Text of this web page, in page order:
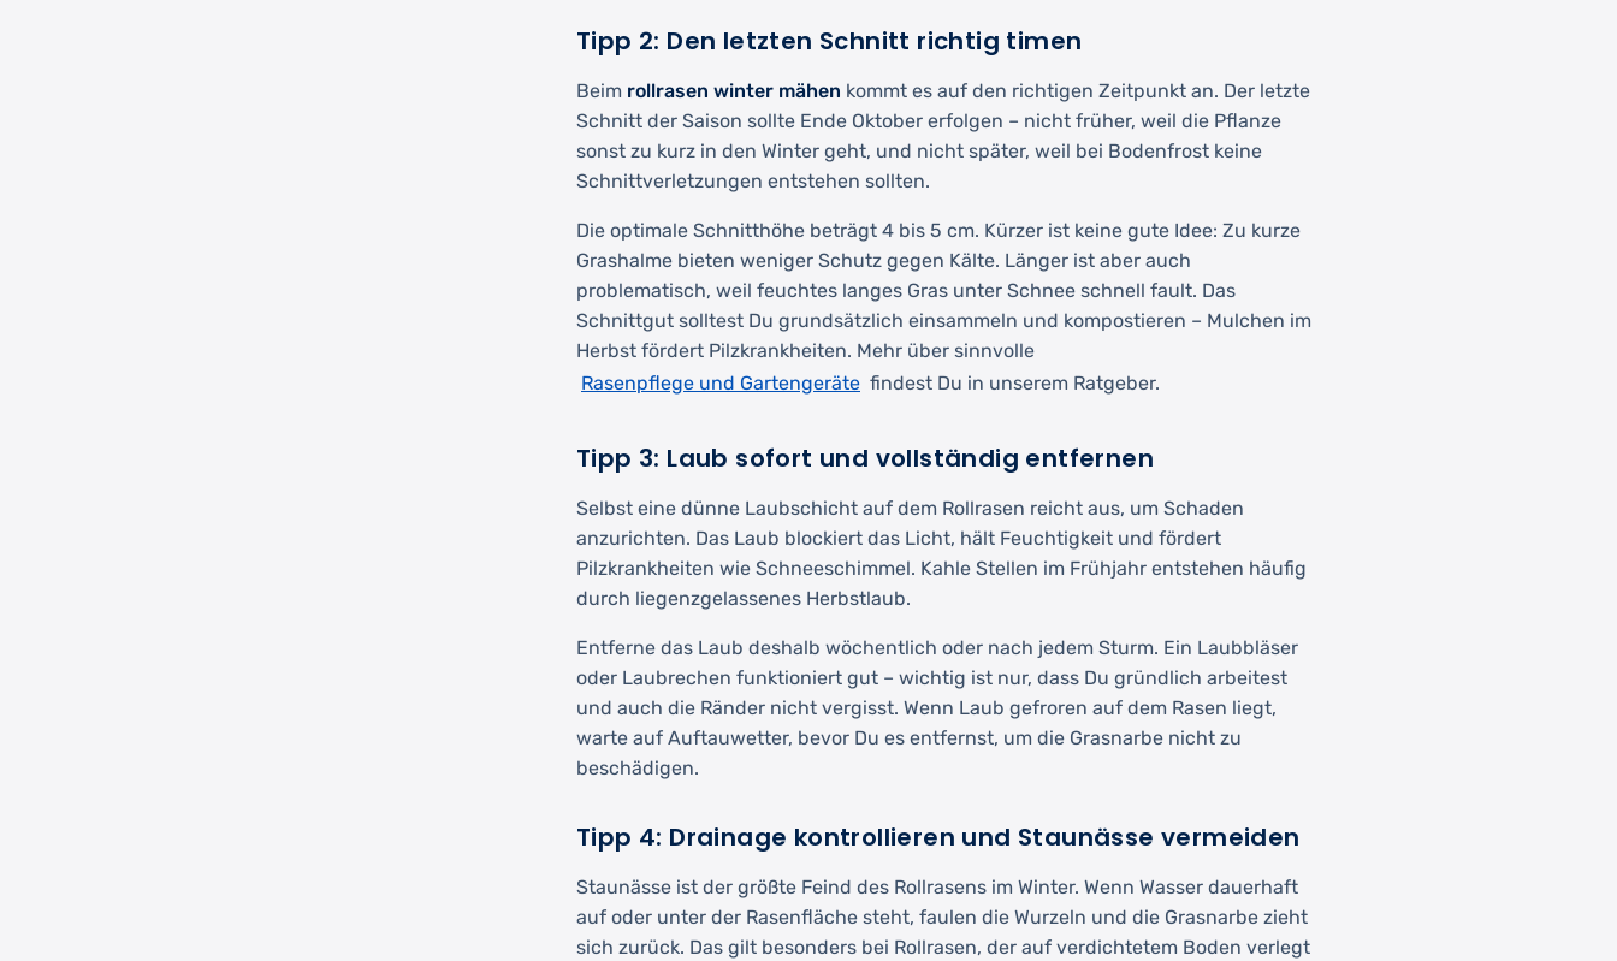
Tipp 2: Den letzten Schnitt richtig timen
Beim rollrasen winter mähen kommt es auf den richtigen Zeitpunkt an. Der letzte
Schnitt der Saison sollte Ende Oktober erfolgen – nicht früher, weil die Pflanze
sonst zu kurz in den Winter geht, und nicht später, weil bei Bodenfrost keine
Schnittverletzungen entstehen sollten.
Die optimale Schnitthöhe beträgt 4 bis 5 cm. Kürzer ist keine gute Idee: Zu kurze
Grashalme bieten weniger Schutz gegen Kälte. Länger ist aber auch
problematisch, weil feuchtes langes Gras unter Schnee schnell fault. Das
Schnittgut solltest Du grundsätzlich einsammeln und kompostieren – Mulchen im
Herbst fördert Pilzkrankheiten. Mehr über sinnvolle
Rasenpflege und Gartengeräte findest Du in unserem Ratgeber.
Tipp 3: Laub sofort und vollständig entfernen
Selbst eine dünne Laubschicht auf dem Rollrasen reicht aus, um Schaden
anzurichten. Das Laub blockiert das Licht, hält Feuchtigkeit und fördert
Pilzkrankheiten wie Schneeschimmel. Kahle Stellen im Frühjahr entstehen häufig
durch liegenzgelassenes Herbstlaub.
Entferne das Laub deshalb wöchentlich oder nach jedem Sturm. Ein Laubbläser
oder Laubrechen funktioniert gut – wichtig ist nur, dass Du gründlich arbeitest
und auch die Ränder nicht vergisst. Wenn Laub gefroren auf dem Rasen liegt,
warte auf Auftauwetter, bevor Du es entfernst, um die Grasnarbe nicht zu
beschädigen.
Tipp 4: Drainage kontrollieren und Staunässe vermeiden
Staunässe ist der größte Feind des Rollrasens im Winter. Wenn Wasser dauerhaft
auf oder unter der Rasenfläche steht, faulen die Wurzeln und die Grasnarbe zieht
sich zurück. Das gilt besonders bei Rollrasen, der auf verdichtetem Boden verlegt